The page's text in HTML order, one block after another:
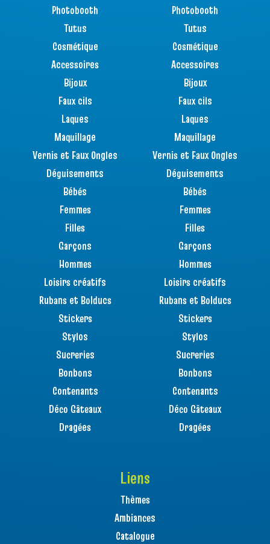
Photobooth
Tutus
Cosmétique
Accessoires
Bijoux
Faux cils
Laques
Maquillage
Vernis et Faux Ongles
Déguisements
Bébés
Femmes
Filles
Garçons
Hommes
Loisirs créatifs
Rubans et Bolducs
Stickers
Stylos
Sucreries
Bonbons
Contenants
Déco Gâteaux
Dragées
Photobooth
Tutus
Cosmétique
Accessoires
Bijoux
Faux cils
Laques
Maquillage
Vernis et Faux Ongles
Déguisements
Bébés
Femmes
Filles
Garçons
Hommes
Loisirs créatifs
Rubans et Bolducs
Stickers
Stylos
Sucreries
Bonbons
Contenants
Déco Gâteaux
Dragées
Liens
Thèmes
Ambiances
Catalogue